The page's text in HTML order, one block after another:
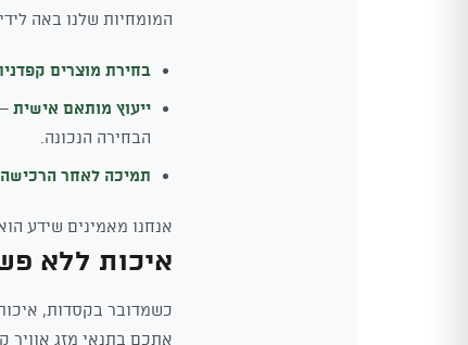
המומחיות שלנו באה
בחירת מוצרים
ייעוץ מותאם אישית
הבחירה הנכונה.
תמיכה לאחר הרכישה
אנחנו מאמינים שידע
איכות ללא
כשמדובר בקסדות,
אתכם בתנאי מזג אוויר